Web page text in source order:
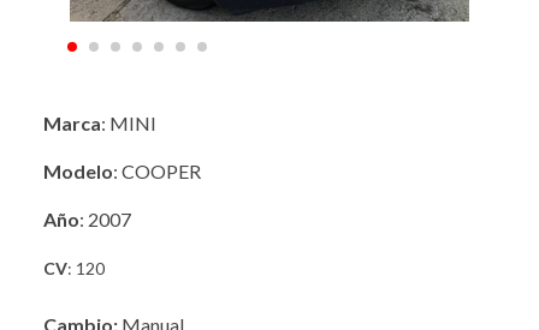
Marca: MINI
Modelo: COOPER
Año: 2007
CV: 120
Cambio: Manual